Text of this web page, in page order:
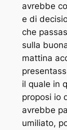
avrebbe
e di
che
sulla
mattina
il quale in
proposi io
avrebbe
umiliato,